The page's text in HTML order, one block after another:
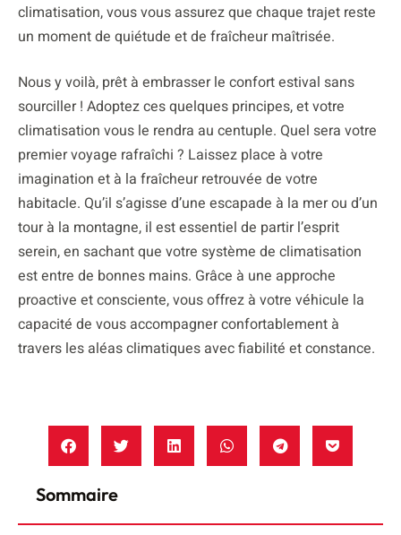
climatisation, vous vous assurez que chaque trajet reste
un moment de quiétude et de fraîcheur maîtrisée.
Nous y voilà, prêt à embrasser le confort estival sans
sourciller ! Adoptez ces quelques principes, et votre
climatisation vous le rendra au centuple. Quel sera votre
premier voyage rafraîchi ? Laissez place à votre
imagination et à la fraîcheur retrouvée de votre
habitacle. Qu’il s’agisse d’une escapade à la mer ou d’un
tour à la montagne, il est essentiel de partir l’esprit
serein, en sachant que votre système de climatisation
est entre de bonnes mains. Grâce à une approche
proactive et consciente, vous offrez à votre véhicule la
capacité de vous accompagner confortablement à
travers les aléas climatiques avec fiabilité et constance.
Sommaire